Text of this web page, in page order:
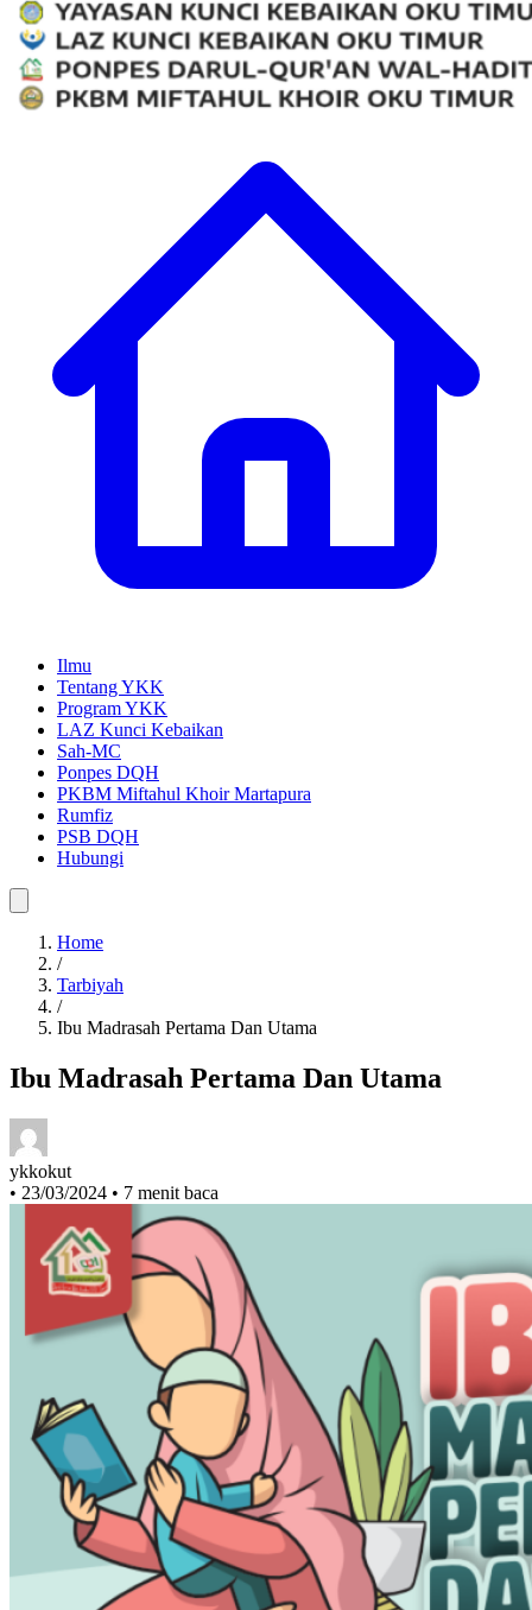
Ilmu
Tentang YKK
Program YKK
LAZ Kunci Kebaikan
Sah-MC
Ponpes DQH
PKBM Miftahul Khoir Martapura
Rumfiz
PSB DQH
Hubungi
Home
/
Tarbiyah
/
Ibu Madrasah Pertama Dan Utama
Ibu Madrasah Pertama Dan Utama
ykkokut
• 23/03/2024 • 7 menit baca